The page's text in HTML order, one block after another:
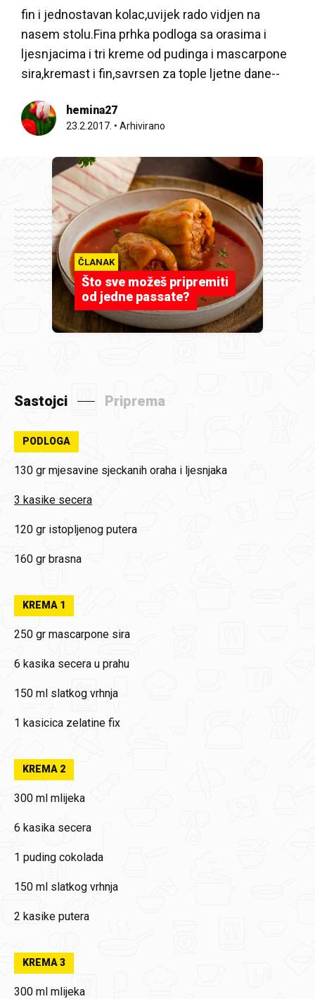
fin i jednostavan kolac,uvijek rado vidjen na
nasem stolu.Fina prhka podloga sa orasima i
ljesnjacima i tri kreme od pudinga i mascarpone
sira,kremast i fin,savrsen za tople ljetne dane--
hemina27
23.2.2017. • Arhivirano
ČLANAK
Što sve možeš pripremiti
od jedne passate?
Sastojci Priprema
PODLOGA
130 gr mjesavine sjeckanih oraha i ljesnjaka
3 kasike secera
120 gr istopljenog putera
160 gr brasna
KREMA 1
250 gr mascarpone sira
6 kasika secera u prahu
150 ml slatkog vrhnja
1 kasicica zelatine fix
KREMA 2
300 ml mlijeka
6 kasika secera
1 puding cokolada
150 ml slatkog vrhnja
2 kasike putera
KREMA 3
300 ml mlijeka